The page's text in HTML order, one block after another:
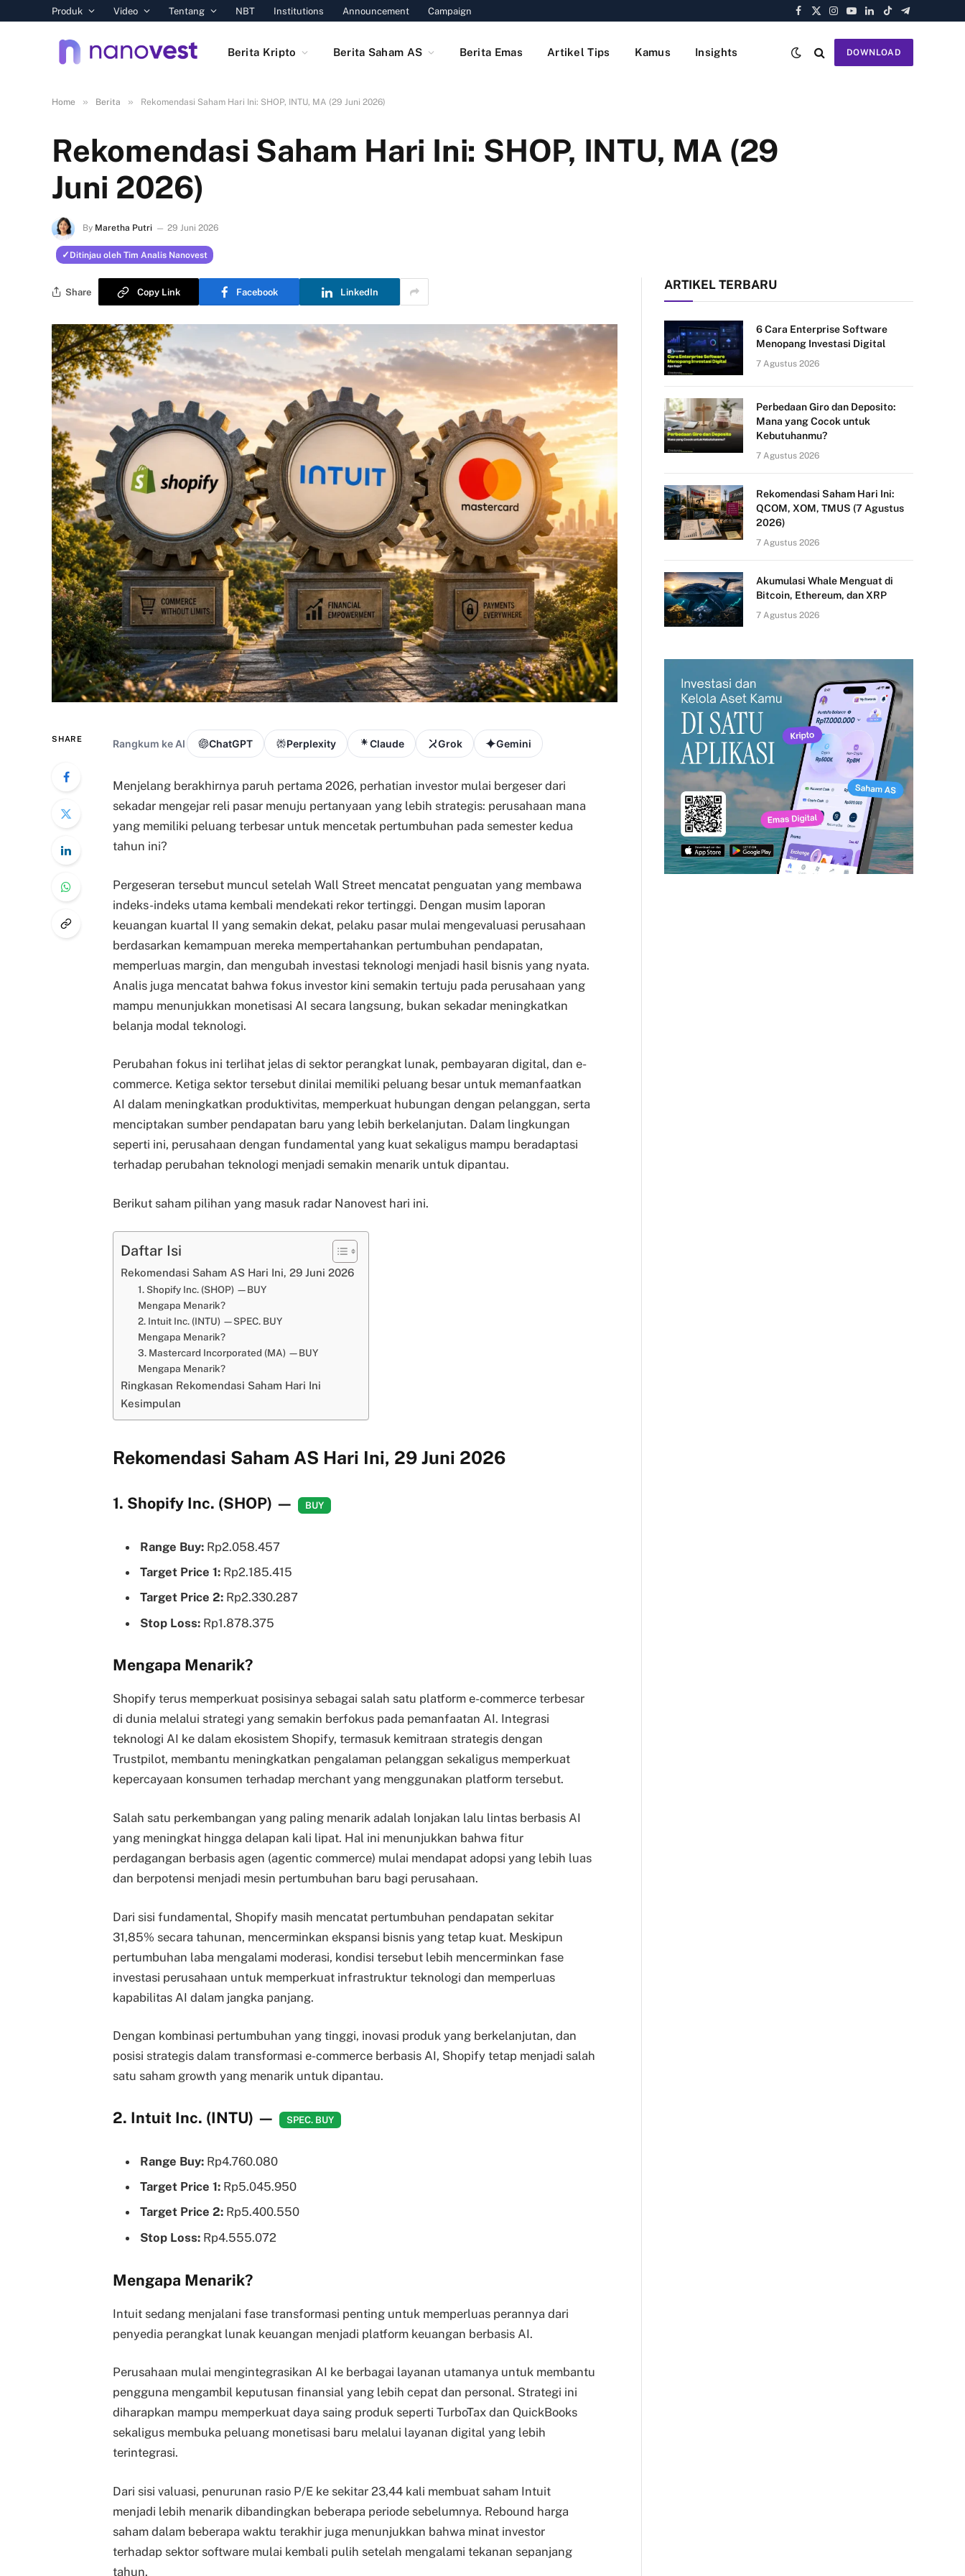
Produk Video Tentang NBT Institutions Announcement Campaign
Facebook
X
Instagram
YouTube
LinkedIn
TikTokTelegram
Berita Kripto Berita Saham AS Berita Emas Artikel Tips Kamus Insights DOWNLOAD
Home » Berita » Rekomendasi Saham Hari Ini: SHOP, INTU, MA (29 Juni 2026)
Rekomendasi Saham Hari Ini: SHOP, INTU, MA (29
Juni 2026)
By Maretha Putri 29 Juni 2026
Ditinjau oleh Tim Analis Nanovest
Share Copy Link Facebook LinkedIn
SHARE Rangkum ke AI ChatGPT Perplexity Claude Grok Gemini
Menjelang berakhirnya paruh pertama 2026, perhatian investor mulai bergeser dari
sekadar mengejar reli pasar menuju pertanyaan yang lebih strategis: perusahaan mana
yang memiliki peluang terbesar untuk mencetak pertumbuhan pada semester kedua
tahun ini?
Pergeseran tersebut muncul setelah Wall Street mencatat penguatan yang membawa
indeks-indeks utama kembali mendekati rekor tertinggi. Dengan musim laporan
keuangan kuartal II yang semakin dekat, pelaku pasar mulai mengevaluasi perusahaan
berdasarkan kemampuan mereka mempertahankan pertumbuhan pendapatan,
memperluas margin, dan mengubah investasi teknologi menjadi hasil bisnis yang nyata.
Analis juga mencatat bahwa fokus investor kini semakin tertuju pada perusahaan yang
mampu menunjukkan monetisasi AI secara langsung, bukan sekadar meningkatkan
belanja modal teknologi.
Perubahan fokus ini terlihat jelas di sektor perangkat lunak, pembayaran digital, dan e-
commerce. Ketiga sektor tersebut dinilai memiliki peluang besar untuk memanfaatkan
AI dalam meningkatkan produktivitas, memperkuat hubungan dengan pelanggan, serta
menciptakan sumber pendapatan baru yang lebih berkelanjutan. Dalam lingkungan
seperti ini, perusahaan dengan fundamental yang kuat sekaligus mampu beradaptasi
terhadap perubahan teknologi menjadi semakin menarik untuk dipantau.
Berikut saham pilihan yang masuk radar Nanovest hari ini.
Daftar Isi
Rekomendasi Saham AS Hari Ini, 29 Juni 2026
1. Shopify Inc. (SHOP) —BUY
Mengapa Menarik?
2. Intuit Inc. (INTU) —SPEC. BUY
Mengapa Menarik?
3. Mastercard Incorporated (MA) —BUY
Mengapa Menarik?
Ringkasan Rekomendasi Saham Hari Ini
Kesimpulan
Rekomendasi Saham AS Hari Ini, 29 Juni 2026
1. Shopify Inc. (SHOP) — BUY
Range Buy: Rp2.058.457
Target Price 1: Rp2.185.415
Target Price 2: Rp2.330.287
Stop Loss: Rp1.878.375
Mengapa Menarik?
Shopify terus memperkuat posisinya sebagai salah satu platform e-commerce terbesar
di dunia melalui strategi yang semakin berfokus pada pemanfaatan AI. Integrasi
teknologi AI ke dalam ekosistem Shopify, termasuk kemitraan strategis dengan
Trustpilot, membantu meningkatkan pengalaman pelanggan sekaligus memperkuat
kepercayaan konsumen terhadap merchant yang menggunakan platform tersebut.
Salah satu perkembangan yang paling menarik adalah lonjakan lalu lintas berbasis AI
yang meningkat hingga delapan kali lipat. Hal ini menunjukkan bahwa fitur
perdagangan berbasis agen (agentic commerce) mulai mendapat adopsi yang lebih luas
dan berpotensi menjadi mesin pertumbuhan baru bagi perusahaan.
Dari sisi fundamental, Shopify masih mencatat pertumbuhan pendapatan sekitar
31,85% secara tahunan, mencerminkan ekspansi bisnis yang tetap kuat. Meskipun
pertumbuhan laba mengalami moderasi, kondisi tersebut lebih mencerminkan fase
investasi perusahaan untuk memperkuat infrastruktur teknologi dan memperluas
kapabilitas AI dalam jangka panjang.
Dengan kombinasi pertumbuhan yang tinggi, inovasi produk yang berkelanjutan, dan
posisi strategis dalam transformasi e-commerce berbasis AI, Shopify tetap menjadi salah
satu saham growth yang menarik untuk dipantau.
2. Intuit Inc. (INTU) — SPEC. BUY
Range Buy: Rp4.760.080
Target Price 1: Rp5.045.950
Target Price 2: Rp5.400.550
Stop Loss: Rp4.555.072
Mengapa Menarik?
Intuit sedang menjalani fase transformasi penting untuk memperluas perannya dari
penyedia perangkat lunak keuangan menjadi platform keuangan berbasis AI.
Perusahaan mulai mengintegrasikan AI ke berbagai layanan utamanya untuk membantu
pengguna mengambil keputusan finansial yang lebih cepat dan personal. Strategi ini
diharapkan mampu memperkuat daya saing produk seperti TurboTax dan QuickBooks
sekaligus membuka peluang monetisasi baru melalui layanan digital yang lebih
terintegrasi.
Dari sisi valuasi, penurunan rasio P/E ke sekitar 23,44 kali membuat saham Intuit
menjadi lebih menarik dibandingkan beberapa periode sebelumnya. Rebound harga
saham dalam beberapa waktu terakhir juga menunjukkan bahwa minat investor
terhadap sektor software mulai kembali pulih setelah mengalami tekanan sepanjang
tahun.
ARTIKEL TERBARU
6 Cara Enterprise Software
Menopang Investasi Digital
7 Agustus 2026
Perbedaan Giro dan Deposito:
Mana yang Cocok untuk
Kebutuhanmu?
7 Agustus 2026
Rekomendasi Saham Hari Ini:
QCOM, XOM, TMUS (7 Agustus
2026)
7 Agustus 2026
Akumulasi Whale Menguat di
Bitcoin, Ethereum, dan XRP
7 Agustus 2026